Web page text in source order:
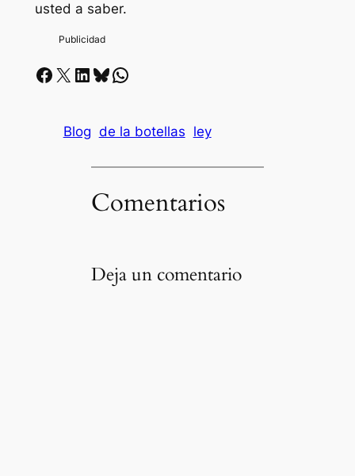
usted a saber.
Facebook X LinkedIn Bluesky Whatsapp
Blog de la botellas ley
Comentarios
Deja un comentario